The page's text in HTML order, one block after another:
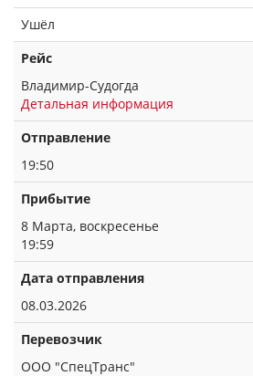
Ушёл
Рейс
Владимир-Судогда
Детальная информация
Отправление
19:50
Прибытие
8 Марта, воскресенье
19:59
Дата отправления
08.03.2026
Перевозчик
ООО "СпецТранс"